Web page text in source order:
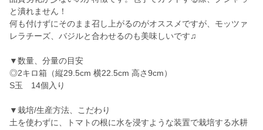
と潰れません！
何も付けずにそのまま召し上がるのがオススメですが、モッツァ
レラチーズ、バジルと合わせるのも美味しいです♫
▼数量、分量の目安
◎2キロ箱（縦29.5cm 横22.5cm 高さ9cm）
S玉 14個入り
▼栽培/生産方法、こだわり
土を使わずに、トマトの根に水を浸すような装置で栽培する水耕